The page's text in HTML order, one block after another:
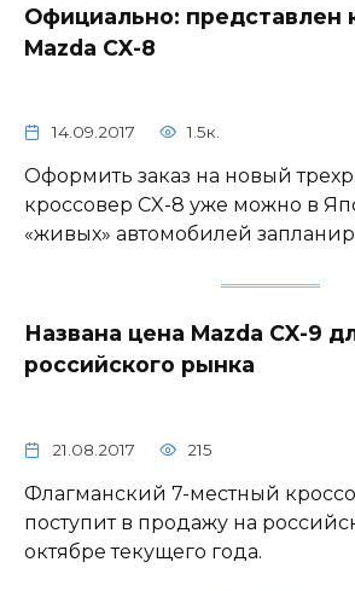
Официально: представлен
Mazda CX-8
14.09.2017 1.5к.
Оформить заказ на новый
кроссовер CX-8 уже можно в
«живых» автомобилей
Названа цена Mazda CX-9
российского рынка
21.08.2017 215
Флагманский 7-местный
поступит в продажу на
октябре текущего года.